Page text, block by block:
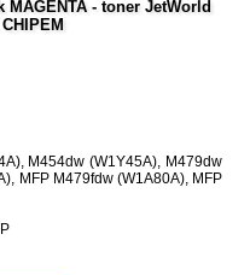
MAGENTA - toner JetWorld
M454dw (W1Y45A), M479dw
MFP M479fdw (W1A80A), MFP